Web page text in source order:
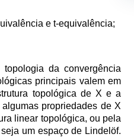
e t-equivalência;
da convergência
principais valem em
topológica de X e a
propriedades de X
linear topológica, ou pela
um espaço de Lindelöf.